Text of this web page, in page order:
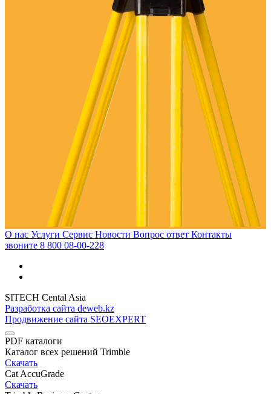
О нас Услуги Сервис Новости Вопрос ответ Контакты
звоните 8 800 08-00-228
SITECH Cental Asia
Разработка сайта deweb.kz
Продвижение сайта SEOEXPERT
PDF каталоги
Каталог всех решений Trimble
Скачать
Cat AccuGrade
Скачать